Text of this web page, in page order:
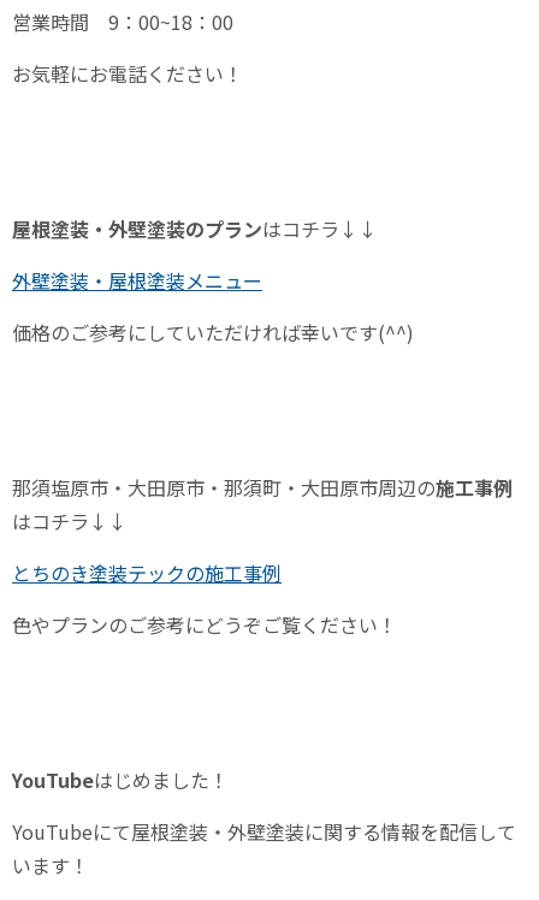
営業時間 9 ： 00~18 ： 00
お気軽にお電話ください！
屋根塗装・外壁塗装のプランはコチラ↓↓
外壁塗装・屋根塗装メニュー
価格のご参考にしていただければ幸いです(^^)
那須塩原市・大田原市・那須町・大田原市周辺の施工事例
はコチラ↓↓
とちのき塗装テックの施工事例
色やプランのご参考にどうぞご覧ください！
YouTubeはじめました！
YouTubeにて屋根塗装・外壁塗装に関する情報を配信して
います！